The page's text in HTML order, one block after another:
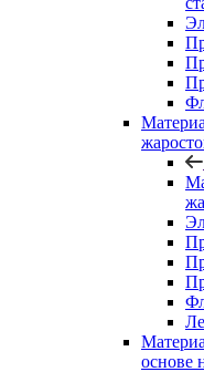
основе